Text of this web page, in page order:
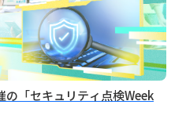
の「セキュリティ点検Week